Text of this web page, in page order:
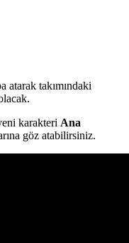
atarak takımındaki
karakteri Ana
göz atabilirsiniz.